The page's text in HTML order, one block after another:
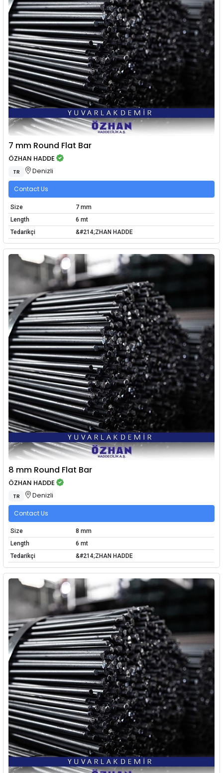
7 mm Round Flat Bar
ÖZHAN HADDE
TR Denizli
Contact Us
Size
7 mm
Length
6 mt
Tedarikçi
&#214;ZHAN HADDE
8 mm Round Flat Bar
ÖZHAN HADDE
TR Denizli
Contact Us
Size
8 mm
Length
6 mt
Tedarikçi
&#214;ZHAN HADDE